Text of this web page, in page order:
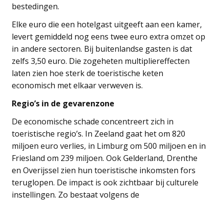
bestedingen.
Elke euro die een hotelgast uitgeeft aan een kamer,
levert gemiddeld nog eens twee euro extra omzet op
in andere sectoren. Bij buitenlandse gasten is dat
zelfs 3,50 euro. Die zogeheten multipliereffecten
laten zien hoe sterk de toeristische keten
economisch met elkaar verweven is.
Regio’s in de gevarenzone
De economische schade concentreert zich in
toeristische regio’s. In Zeeland gaat het om 820
miljoen euro verlies, in Limburg om 500 miljoen en in
Friesland om 239 miljoen. Ook Gelderland, Drenthe
en Overijssel zien hun toeristische inkomsten fors
teruglopen. De impact is ook zichtbaar bij culturele
instellingen. Zo bestaat volgens de